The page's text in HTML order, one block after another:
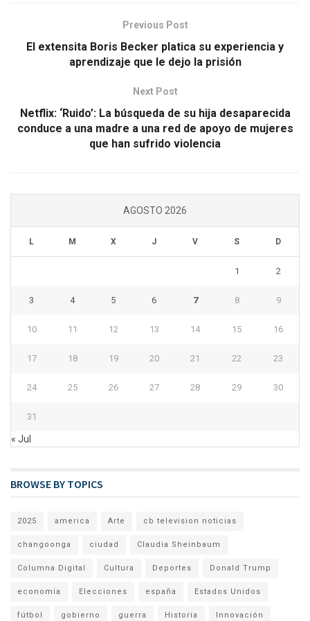
Previous Post
El extensita Boris Becker platica su experiencia y
aprendizaje que le dejo la prisión
Next Post
Netflix: ‘Ruido’: La búsqueda de su hija desaparecida
conduce a una madre a una red de apoyo de mujeres
que han sufrido violencia
AGOSTO 2026
L M X J V S D
1 2
3 4 5 6 7 8 9
10 11 12 13 14 15 16
17 18 19 20 21 22 23
24 25 26 27 28 29 30
31
« Jul
BROWSE BY TOPICS
2025 america Arte cb television noticias
changoonga ciudad Claudia Sheinbaum
Columna Digital Cultura Deportes Donald Trump
economia Elecciones españa Estados Unidos
fútbol gobierno guerra Historia Innovación